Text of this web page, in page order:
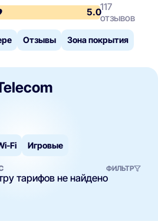
5.0117
отзывов
Отзывы Зона покрытия
Игровые
ФИЛЬТР
тарифов не найдено